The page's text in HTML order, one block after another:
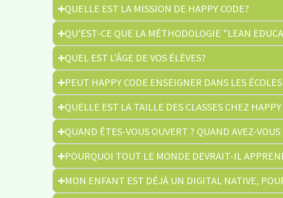
QUELLE EST LA MISSION DE HAPPY CODE?
QU'EST-CE QUE LA MÉTHODOLOGIE "LEAN
QUEL EST L'ÂGE DE VOS ÉLÈVES?
PEUT HAPPY CODE ENSEIGNER DANS LES
QUELLE EST LA TAILLE DES CLASSES CHEZ HAPPY
QUAND ÊTES-VOUS OUVERT ? QUAND AVEZ-VOUS
POURQUOI TOUT LE MONDE DEVRAIT-IL
MON ENFANT EST DÉJÀ UN DIGITAL NATIVE,